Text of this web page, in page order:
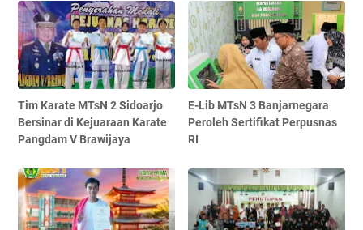
Tim Karate MTsN 2 Sidoarjo
Bersinar di Kejuaraan Karate
Pangdam V Brawijaya
E-Lib MTsN 3 Banjarnegara
Peroleh Sertifikat Perpusnas
RI